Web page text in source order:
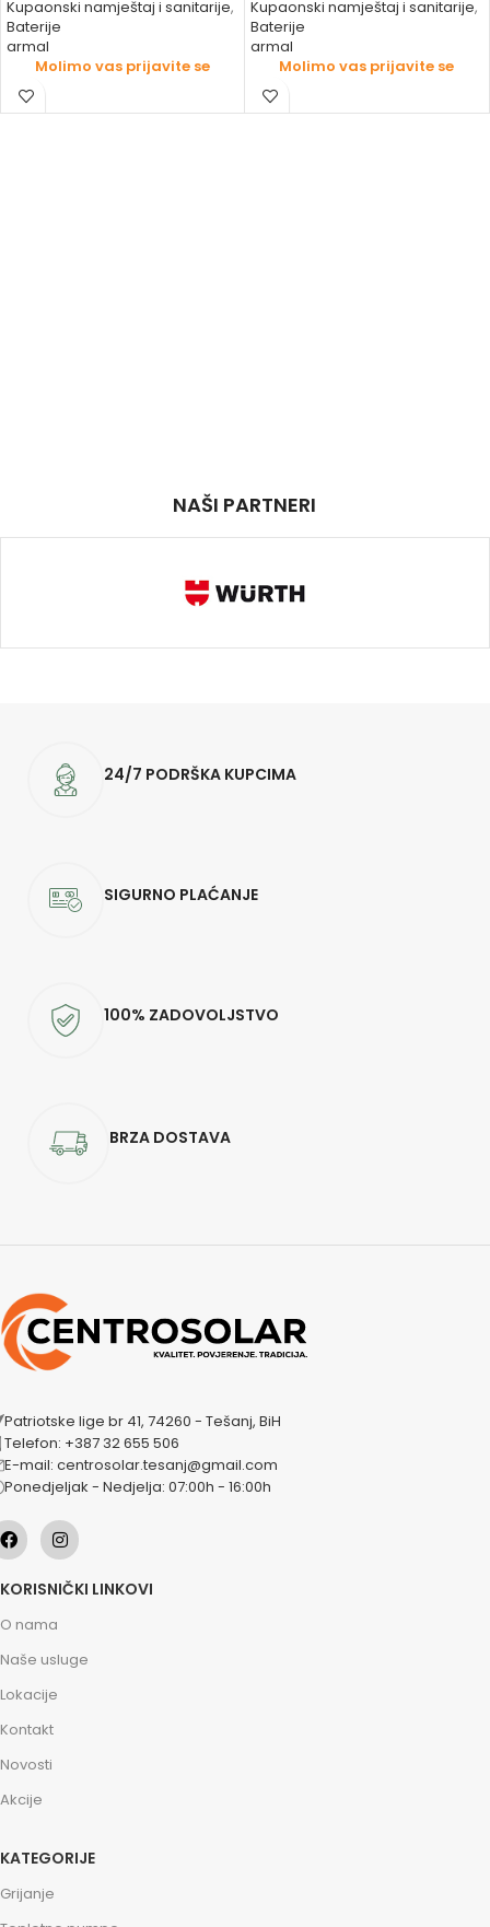
Kupaonski namještaj i sanitarije,
Baterije
armal
Molimo vas prijavite se
Kupaonski namještaj i sanitarije,
Baterije
armal
Molimo vas prijavite se
NAŠI PARTNERI
24/7 PODRŠKA KUPCIMA
SIGURNO PLAĆANJE
100% ZADOVOLJSTVO
BRZA DOSTAVA
Patriotske lige br 41, 74260 - Tešanj, BiH
Telefon: +387 32 655 506
E-mail: centrosolar.tesanj@gmail.com
Ponedjeljak - Nedjelja: 07:00h - 16:00h
KORISNIČKI LINKOVI
O nama
Naše usluge
Lokacije
Kontakt
Novosti
Akcije
KATEGORIJE
Grijanje